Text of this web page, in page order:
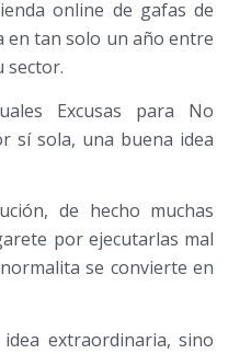
online de gafas de
en tan solo un año entre
sector.
Excusas para No
sí sola, una buena idea
de hecho muchas
por ejecutarlas mal
se convierte en
extraordinaria, sino